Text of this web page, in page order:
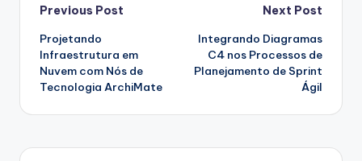
Post
navigation
Previous Post
Projetando
Infraestrutura em
Nuvem com Nós de
Tecnologia ArchiMate
Next Post
Integrando Diagramas
C4 nos Processos de
Planejamento de Sprint
Ágil